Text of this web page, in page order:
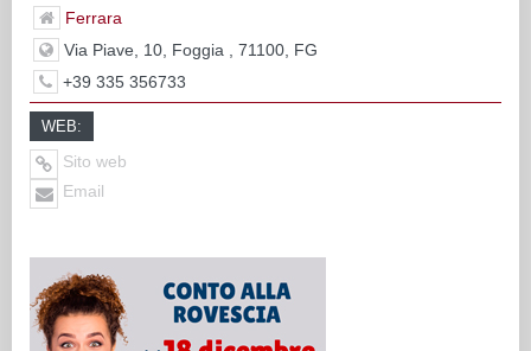
Ferrara
Via Piave, 10, Foggia , 71100, FG
+39 335 356733
WEB:
Sito web
Email